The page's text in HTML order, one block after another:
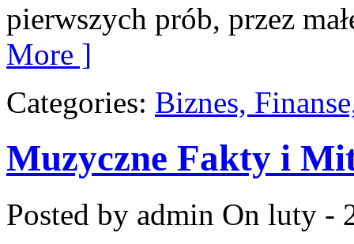
pierwszych prób, przez
More ]
Categories: Biznes,
Muzyczne Fakty i
Posted by admin On luty -